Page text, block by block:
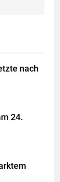
nach
24.